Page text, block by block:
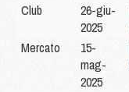
Club
26-giu-
2025
Mercato
15-
mag-
2025